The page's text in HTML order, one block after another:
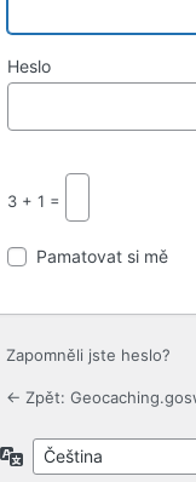
Heslo
3 + 1 =
Pamatovat si mě
Zapomněli jste heslo?
← Zpět:
Jazyky